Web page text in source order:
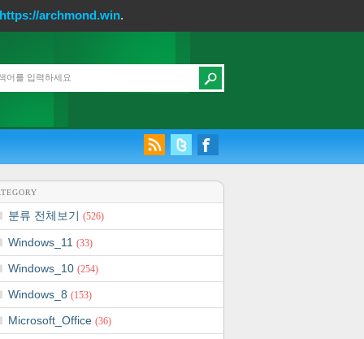
https://archmond.win.
분류 전체보기 (526)
Windows_11 (33)
Windows_10 (254)
Windows_8 (153)
Microsoft_Office (36)